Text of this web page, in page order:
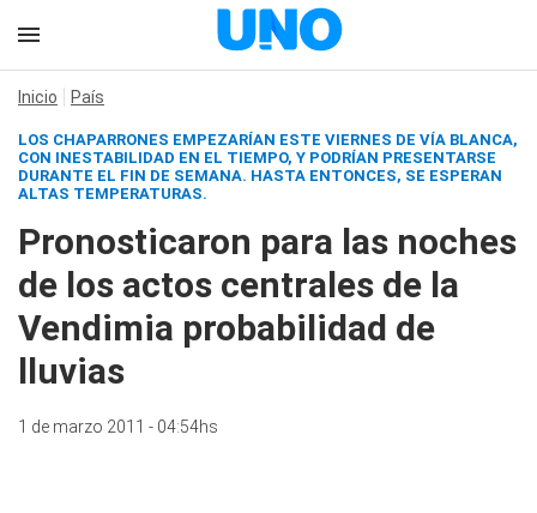
Inicio País
LOS CHAPARRONES EMPEZARÍAN ESTE VIERNES DE VÍA BLANCA,
CON INESTABILIDAD EN EL TIEMPO, Y PODRÍAN PRESENTARSE
DURANTE EL FIN DE SEMANA. HASTA ENTONCES, SE ESPERAN
ALTAS TEMPERATURAS.
Pronosticaron para las noches
de los actos centrales de la
Vendimia probabilidad de
lluvias
1 de marzo 2011 - 04:54hs